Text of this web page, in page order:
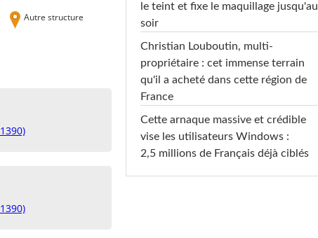
Autre structure
le teint et fixe le maquillage jusqu'au
soir
Christian Louboutin, multi-
propriétaire : cet immense terrain
qu'il a acheté dans cette région de
France
Cette arnaque massive et crédible
vise les utilisateurs Windows :
2,5 millions de Français déjà ciblés